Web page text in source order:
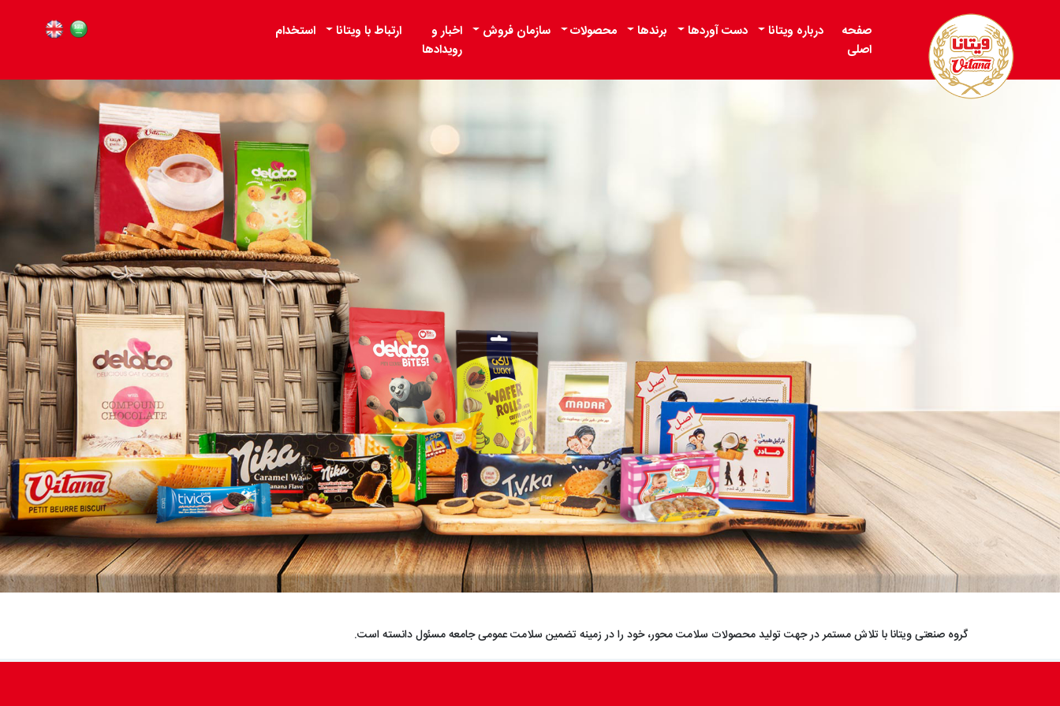
صفحه
اصلی
درباره ویتانا دست آوردها برندها محصولات سازمان فروش
اخبار و
رویدادها
ارتباط با ویتانا استخدام
گروه صنعتی ویتانا با تلاش مستمر در جهت تولید محصولات سلامت محور، خود را در زمینه تضمین سلامت عمومی جامعه مسئول دانسته است.